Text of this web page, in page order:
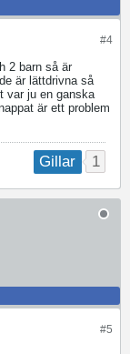
#4
2 barn så är
är lättdrivna så
var ju en ganska
är ett problem
Gillar 1
#5